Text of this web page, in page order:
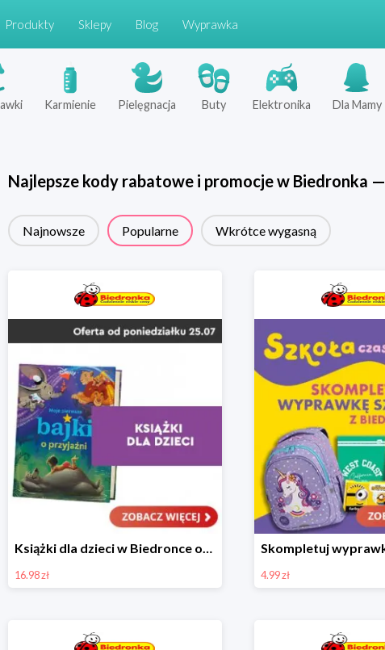
Produkty Sklepy Blog Wyprawka
Karmienie Pielęgnacja Buty Elektronika Dla Mamy
Najlepsze kody rabatowe i promocje w Biedronka —
Najnowsze Popularne Wkrótce wygasną
Książki dla dzieci w Biedronce od 16,99 zł
16.98 zł 4.99 zł